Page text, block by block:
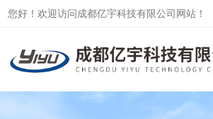
您好！欢迎访问成都亿宇科技有限公司网站！